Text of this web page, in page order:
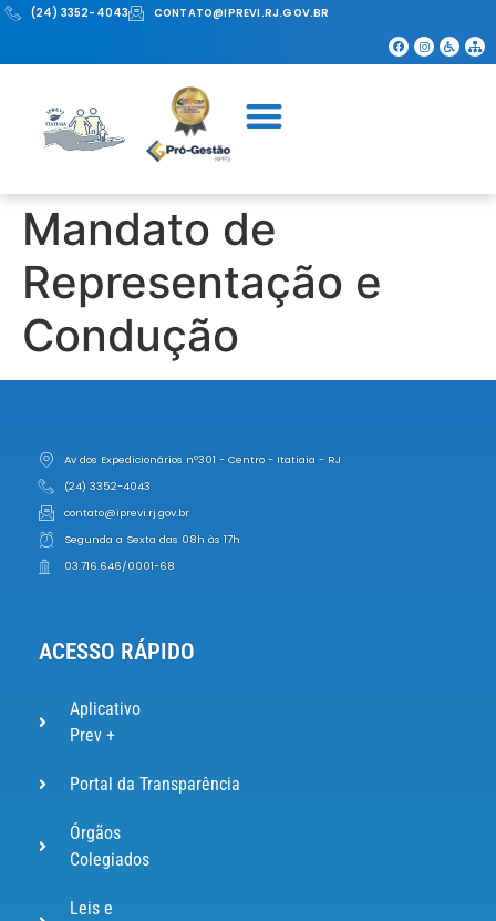
(24) 3352-4043 CONTATO@IPREVI.RJ.GOV.BR
Mandato de
Representação e
Condução
Av dos Expedicionários nº301 - Centro - Itatiaia - RJ
(24) 3352-4043
contato@iprevi.rj.gov.br
Segunda a Sexta das 08h às 17h
03.716.646/0001-68
ACESSO RÁPIDO
Aplicativo
Prev +
Portal da Transparência
Órgãos
Colegiados
Leis e